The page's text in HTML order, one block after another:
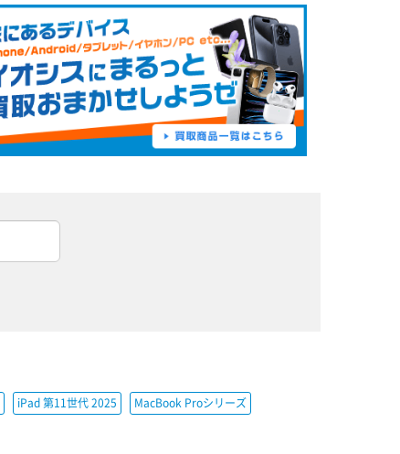
iPad 第11世代 2025 MacBook Proシリーズ